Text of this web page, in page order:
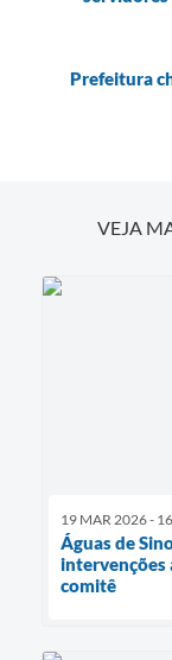
Prefeitura
VEJA
19 MAR 2026 -
Águas de
intervenções
comitê